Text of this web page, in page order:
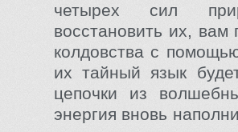
четырех сил
восстановить их, вам
колдовства с
их тайный язык
цепочки из
энергия вновь